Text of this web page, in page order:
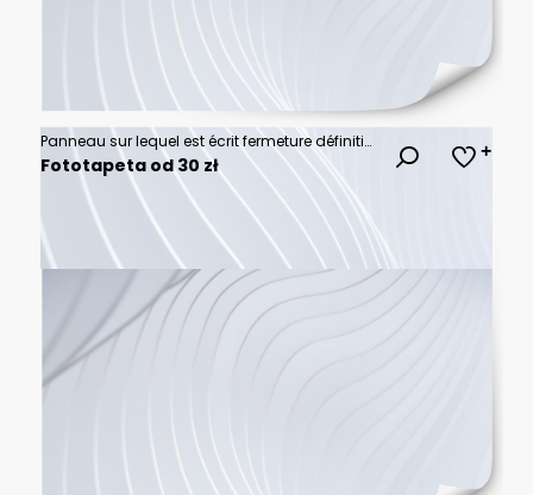
Panneau sur lequel est écrit fermeture définitive
Fototapeta od 30 zł